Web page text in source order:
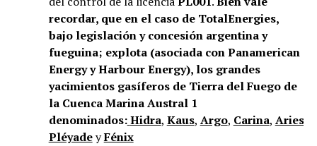
recordar, que en el caso de TotalEnergies,
bajo legislación y concesión argentina y
fueguina; explota (asociada con Panamerican
Energy y Harbour Energy), los grandes
yacimientos gasíferos de Tierra del Fuego de
la Cuenca Marina Austral 1
denominados:Hidra, Kaus, Argo, Carina, Aries
PléyadeyFénix